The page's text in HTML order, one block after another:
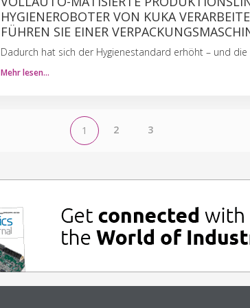
HYGIENEROBOTER VON KUKA
FÜHREN SIE EINER
Dadurch hat sich der Hygienestandard erhöht – und
Mehr lesen…
1 2 3